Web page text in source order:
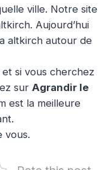
ville. Notre site
Aujourd’hui
altkirch autour de
si vous cherchez
sur Agrandir le
est la meilleure
vous.